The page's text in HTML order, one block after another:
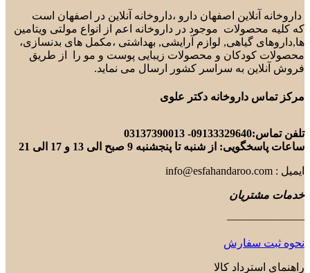
داروخانه آنلاین اصفهان دارو ،داروخانه آنلاین در اصفهان است
که کلیه محصولات موجود در داروخانه اعم از انواع مولتی ویتامین
ها,داروهای گیاهی, لوازم آرایشی, بهداشتی ،مکمل های بدنسازی،
محصولات کودکان و محصولات زیبایی پوست و مو را از طریق
فروش آنلاین به سراسر کشور ارسال می نماید.
مرکز تماس داروخانه دکتر علوی
تلفن تماس:09133329640- 03137390013
ساعات پاسخگویی: از شنبه تا پنجشنبه 9 صبح الی 13 و 17 الی 21
ایمیل : info@esfahandaroo.com
خدمات مشتریان
———————
نحوه ثبت سفارش
راهنمای استرداد کالا